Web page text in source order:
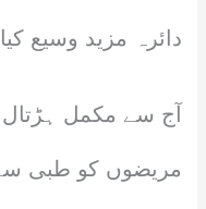
دائرہ مزید وسیع
آج سے مکمل
مریضوں کو طبی